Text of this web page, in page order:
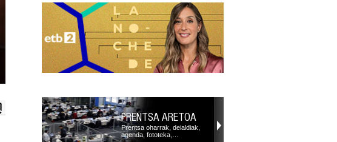
PRENTSA ARETOA
Prentsa oharrak, deialdiak,
agenda, fototeka,…